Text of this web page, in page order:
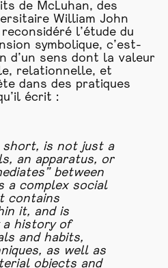
de McLuhan, des
William John
l’étude du
symbolique, c’est-
d’un sens dont la valeur
relationnelle, et
dans des pratiques
écrit :
short, is not just a
an apparatus, or
between
a complex social
contains
it, and is
a history of
and habits,
as well as
objects and